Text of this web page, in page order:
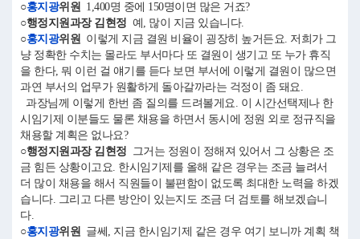
○홍지광위원 1,400명 중에 150명이면 많은 거죠?
○행정지원과장 김현정 예, 많이 지금 있습니다.
○홍지광위원 이렇게 지금 결원 비율이 굉장히 높거든요. 저희가 그
냥 정확한 수치는 몰라도 부서마다 또 결원이 생기고 또 누가 휴직
을 한다, 뭐 이런 걸 얘기를 듣다 보면 부서에 이렇게 결원이 많으면
과연 부서의 업무가 원활하게 돌아갈까라는 걱정이 좀 돼요.
과장님께 이렇게 한번 좀 질의를 드려볼게요. 이 시간선택제나 한
시임기제 이분들도 물론 채용을 하면서 동시에 정원 외로 정규직을
채용할 계획은 없나요?
○행정지원과장 김현정 그거는 정원이 정해져 있어서 그 상황은 조
금 힘든 상황이고요. 한시임기제를 올해 같은 경우는 조금 늘려서
더 많이 채용을 해서 직원들이 불편함이 없도록 최대한 노력을 하겠
습니다. 그리고 다른 방안이 있는지도 조금 더 검토를 해보겠습니
다.
○홍지광위원 글쎄, 지금 한시임기제 같은 경우 여기 보니까 계획 책